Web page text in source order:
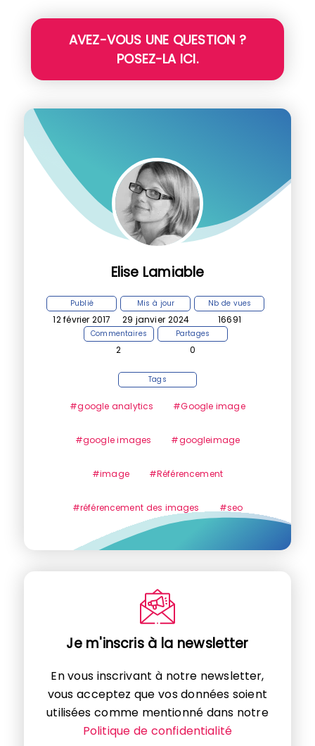
AVEZ-VOUS UNE QUESTION ?
POSEZ-LA ICI.
Elise Lamiable
Publié
12 février 2017
Mis à jour
29 janvier 2024
Nb de vues
16691
Commentaires
2
Partages
0
Tags
#google analytics #Google image
#google images #googleimage
#image #Référencement
#référencement des images #seo
Je m'inscris à la newsletter
En vous inscrivant à notre newsletter,
vous acceptez que vos données soient
utilisées comme mentionné dans notre
Politique de confidentialité